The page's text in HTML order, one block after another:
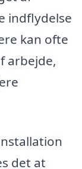
indflydelse
kan ofte
arbejde,
det at